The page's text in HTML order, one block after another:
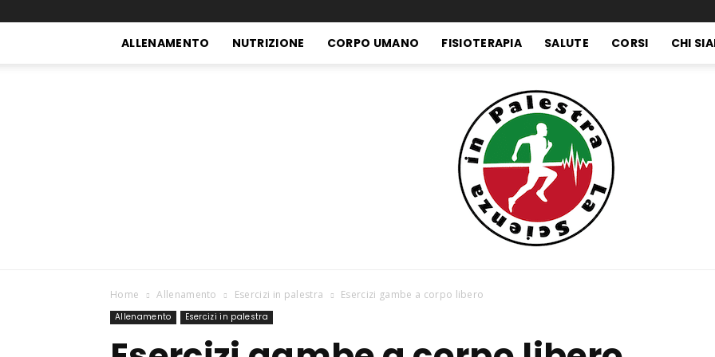
ALLENAMENTO NUTRIZIONE CORPO UMANO FISIOTERAPIA SALUTE CORSI CHI
Home Allenamento Esercizi in palestra Esercizi gambe a corpo libero
Allenamento Esercizi in palestra